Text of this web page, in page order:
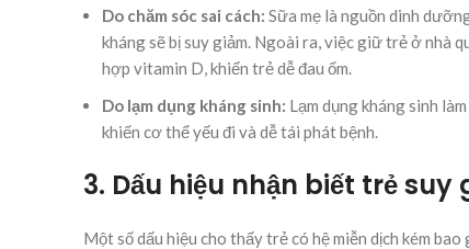
Do chăm sóc sai cách: Sữa mẹ là nguồn dinh
kháng sẽ bị suy giảm. Ngoài ra, việc giữ trẻ ở nhà
hợp vitamin D, khiến trẻ dễ đau ốm.
Do lạm dụng kháng sinh: Lạm dụng kháng sinh
khiến cơ thể yếu đi và dễ tái phát bệnh.
3. Dấu hiệu nhận biết trẻ
Một số dấu hiệu cho thấy trẻ có hệ miễn dịch kém bao